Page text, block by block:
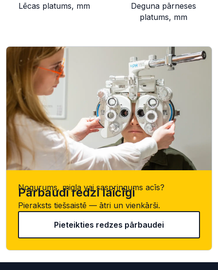
Lēcas platums, mm
Deguna pārneses
platums, mm
Nogurums, migla vai saspringums acīs?
Pārbaudi redzi laicīgi
Pieraksts tiešsaistē — ātri un vienkārši.
Pieteikties redzes pārbaudei